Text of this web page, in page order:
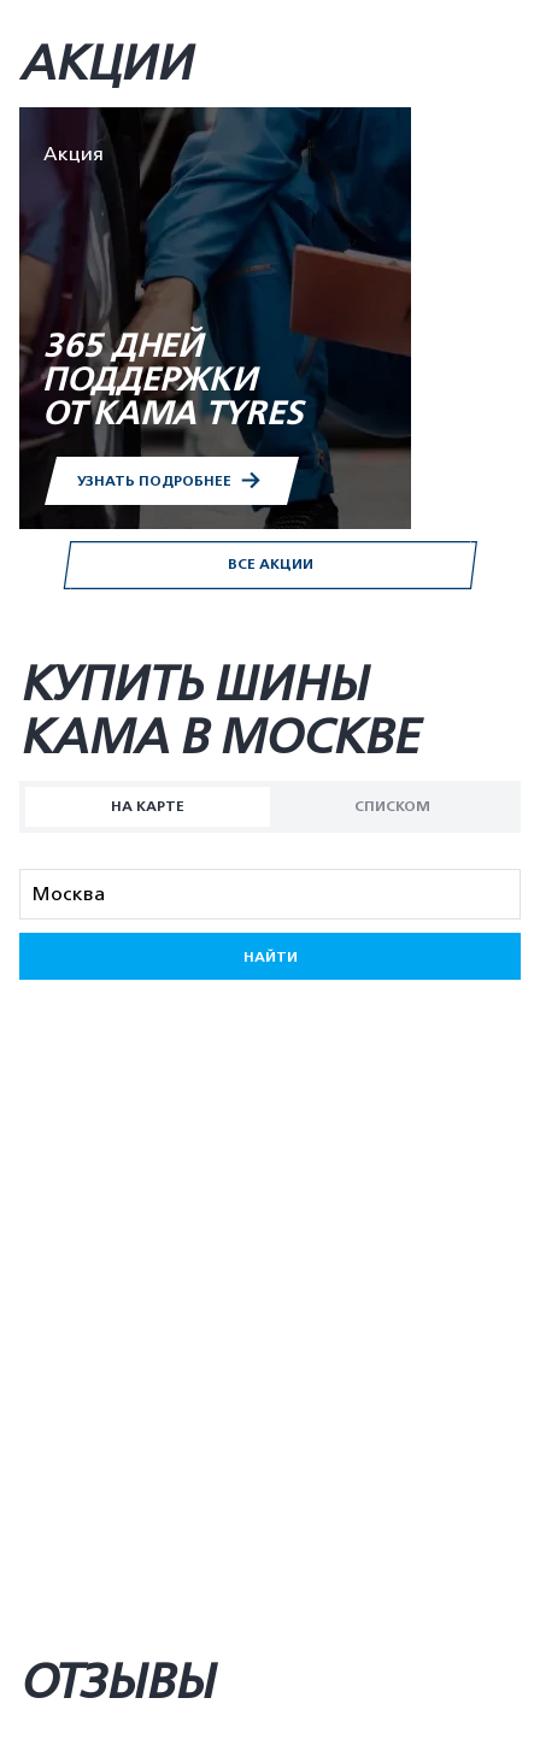
ВСЕ АКЦИИ
АКЦИИ
Акция
365 ДНЕЙ
ПОДДЕРЖКИ
ОТ KAMA TYRES
УЗНАТЬ ПОДРОБНЕЕ
КУПИТЬ ШИНЫ
KAMA В МОСКВЕ
НА КАРТЕ СПИСКОМ
НАЙТИ
ОТЗЫВЫ